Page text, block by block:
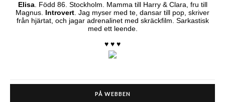
Elisa. Född 86. Stockholm. Mamma till Harry & Clara, fru till
Magnus. Introvert . Jag myser med te, dansar till pop, skriver
från hjärtat, och jagar adrenalinet med skräckfilm. Sarkastisk
med ett leende.
♥ ♥ ♥
PÅ WEBBEN